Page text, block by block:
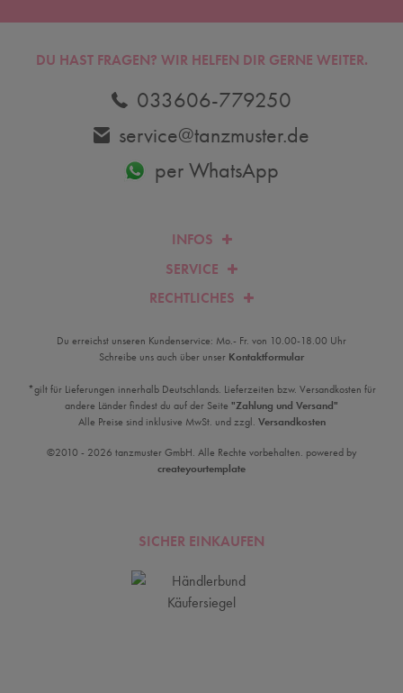
INFOS
SERVICE
RECHTLICHES
DU HAST FRAGEN? WIR HELFEN DIR GERNE WEITER.
033606-779250
service@tanzmuster.de
per WhatsApp
Du erreichst unseren Kundenservice: Mo.- Fr. von 10.00-18.00 Uhr
Schreibe uns auch über unser Kontaktformular
*gilt für Lieferungen innerhalb Deutschlands. Lieferzeiten bzw. Versandkosten für
andere Länder findest du auf der Seite "Zahlung und Versand"
Alle Preise sind inklusive MwSt. und zzgl. Versandkosten
©2010 - 2026 tanzmuster GmbH. Alle Rechte vorbehalten. powered by
createyourtemplate
SICHER EINKAUFEN